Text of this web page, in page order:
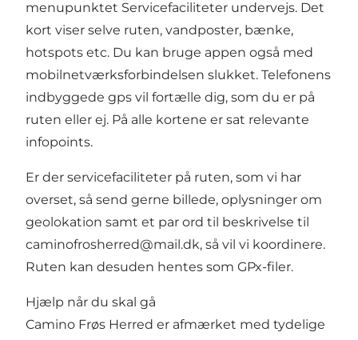
menupunktet Servicefaciliteter undervejs. Det
kort viser selve ruten, vandposter, bænke,
hotspots etc. Du kan bruge appen også med
mobilnetværksforbindelsen slukket. Telefonens
indbyggede gps vil fortælle dig, som du er på
ruten eller ej. På alle kortene er sat relevante
infopoints.
Er der servicefaciliteter på ruten, som vi har
overset, så send gerne billede, oplysninger om
geolokation samt et par ord til beskrivelse til
caminofrosherred@mail.dk, så vil vi koordinere.
Ruten kan desuden hentes som GPx-filer.
Hjælp når du skal gå
Camino Frøs Herred er afmærket med tydelige